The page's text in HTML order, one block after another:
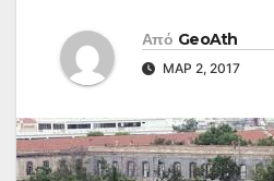
Από GeoAth
ΜΑΡ 2, 2017